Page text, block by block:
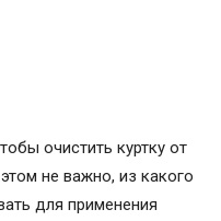
очистить куртку от
не важно, из какого
для применения